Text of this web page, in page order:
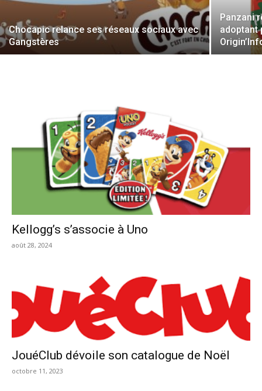
Chocapic relance ses réseaux sociaux avec
Gangstères
Panzani
adoptant
Kellogg’s s’associe à Uno
août 28, 2024
JouéClub dévoile son catalogue de Noël
octobre 11, 2023